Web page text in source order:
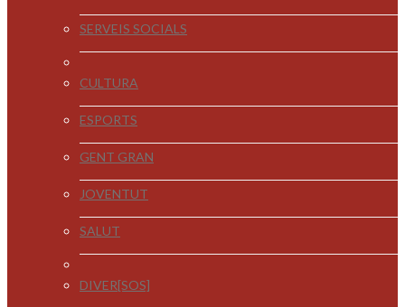
SERVEIS SOCIALS
CULTURA
ESPORTS
GENT GRAN
JOVENTUT
SALUT
DIVER[SOS]